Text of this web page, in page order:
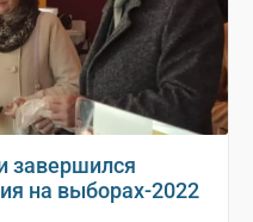
завершился
на выборах-2022